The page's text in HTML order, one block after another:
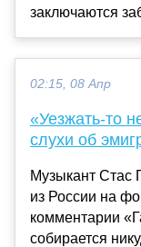
заключаются
02:15, 08 Апр
«Уезжать-то
слухи об
Музыкант Стас
из России на
комментарии
собирается